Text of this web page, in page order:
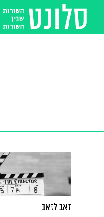
זאב לזאב